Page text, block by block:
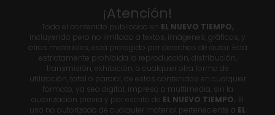
¡Atención!
Todo el contenido publicado en EL NUEVO TIEMPO,
incluyendo pero no limitado a textos, imágenes, gráficos, y
otros materiales, está protegido por derechos de autor. Está
estrictamente prohibida la reproducción, distribución,
transmisión, exhibición, o cualquier otra forma de
utilización, total o parcial, de estos contenidos en cualquier
formato, ya sea digital, impreso o multimedia, sin la
autorización previa y por escrito de EL NUEVO TIEMPO. El
uso no autorizado de cualquier material perteneciente a EL